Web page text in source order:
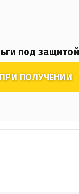
под защитой
ПОЛУЧЕНИИ